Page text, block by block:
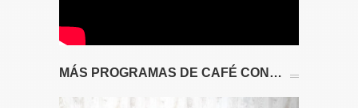
MÁS PROGRAMAS DE CAFÉ CON…